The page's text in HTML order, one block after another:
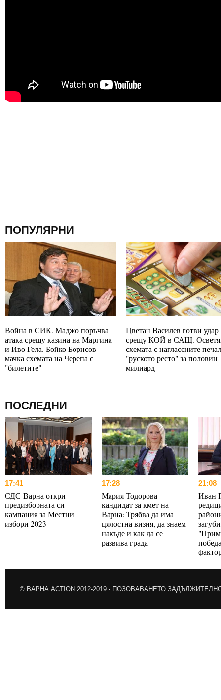
ПОПУЛЯРНИ
Война в СИК. Маджо поръчва
атака срещу казина на Маргина
и Иво Гела. Бойко Борисов
мачка схемата на Черепа с
"билетите"
Цветан Василев готви удар
срещу КОЙ в САЩ.
схемата с нагласените
"руското ресто" за половин
милиард
ПОСЛЕДНИ
17:41
СДС-Варна откри
предизборната си
кампания за Местни
избори 2023
17:28
Мария Тодорова –
кандидат за кмет на
Варна: Трябва да има
цялостна визия, да знаем
накъде и как да се
развива града
21:08
Иван
© ВАРНА ACTION 2012-2019 - ПОЗОВАВАНЕТО